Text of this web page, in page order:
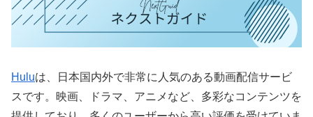
Huluは、日本国内外で非常に人気のある動画配信サービ
スです。映画、ドラマ、アニメなど、多彩なコンテンツを